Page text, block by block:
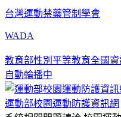
台灣運動禁藥管制學會
WADA
教育部性別平等教育全國資
自動輪播中
運動部校園運動防護資訊網